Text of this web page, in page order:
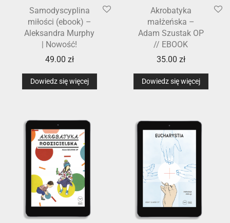
Samodyscyplina
miłości (ebook) –
Aleksandra Murphy
| Nowość!
49.00 zł
Dowiedz się więcej
Akrobatyka
małżeńska –
Adam Szustak OP
// EBOOK
35.00 zł
Dowiedz się więcej